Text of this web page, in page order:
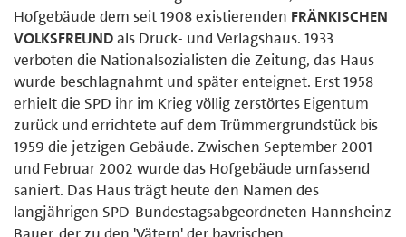
Hofgebäude dem seit 1908 existierenden FRÄNKISCHEN
VOLKSFREUNDals Druck- und Verlagshaus. 1933
verboten die Nationalsozialisten die Zeitung, das Haus
wurde beschlagnahmt und später enteignet. Erst 1958
erhielt die SPD ihr im Krieg völlig zerstörtes Eigentum
zurück und errichtete auf dem Trümmergrundstück bis
1959 die jetzigen Gebäude. Zwischen September 2001
und Februar 2002 wurde das Hofgebäude umfassend
saniert. Das Haus trägt heute den Namen des
langjährigen SPD-Bundestagsabgeordneten Hannsheinz
Bauer, der zu den 'Vätern' der bayrischen